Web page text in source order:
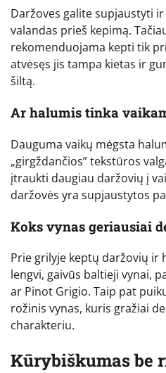
Daržoves galite supjaustyti
valandas prieš kepimą.
rekomenduojama kepti tik
atvėsęs jis tampa kietas ir
šiltą.
Ar halumis tinka
Dauguma vaikų mėgsta
„girgždančios” tekstūros
įtraukti daugiau daržovių į
daržovės yra supjaustytos
Koks vynas geriausiai
Prie grilyje keptų daržovių ir
lengvi, gaivūs baltieji vynai,
ar Pinot Grigio. Taip pat
rožinis vynas, kuris gražiai
charakteriu.
Kūrybiškumas be